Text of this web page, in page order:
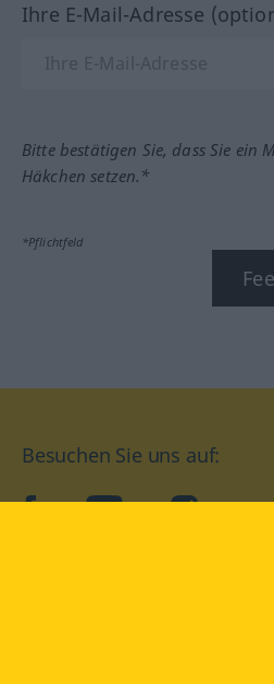
Ihre E-Mail-Adresse
Bitte bestätigen Sie, dass Sie ein
Häkchen setzen.*
*Pflichtfeld
Besuchen Sie uns auf:
facebookYouTube Instagram